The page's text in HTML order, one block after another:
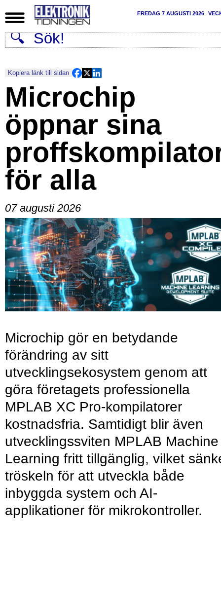
FREDAG 7 AUGUSTI 2026
Kopiera länk till sidan
Microchip
öppnar sina
för alla
07 augusti 2026
Microchip gör en betydande
förändring av sitt
utvecklingsekosystem genom att
göra företagets professionella
MPLAB XC Pro-kompilatorer
kostnadsfria. Samtidigt blir även
utvecklingssviten MPLAB Machine
Learning fritt tillgänglig, vilket
tröskeln för att utveckla både
inbyggda system och AI-
applikationer för mikrokontroller.